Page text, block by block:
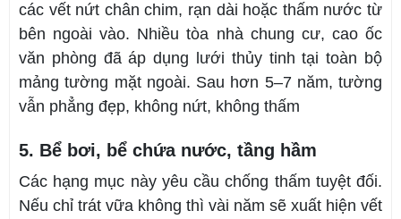
các vết nứt chân chim, rạn dài hoặc thấm nước từ
bên ngoài vào. Nhiều tòa nhà chung cư, cao ốc
văn phòng đã áp dụng lưới thủy tinh tại toàn bộ
mảng tường mặt ngoài. Sau hơn 5–7 năm, tường
vẫn phẳng đẹp, không nứt, không thấm
5. Bể bơi, bể chứa nước, tầng hầm
Các hạng mục này yêu cầu chống thấm tuyệt đối.
Nếu chỉ trát vữa không thì vài năm sẽ xuất hiện vết